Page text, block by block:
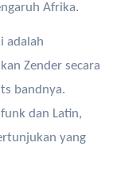
Afrika.
adalah
Zender secara
bandnya.
dan Latin,
yang